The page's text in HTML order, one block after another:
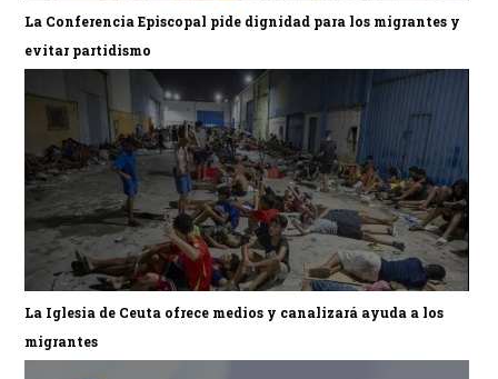
La Conferencia Episcopal pide dignidad para los migrantes y
evitar partidismo
La Iglesia de Ceuta ofrece medios y canalizará ayuda a los
migrantes